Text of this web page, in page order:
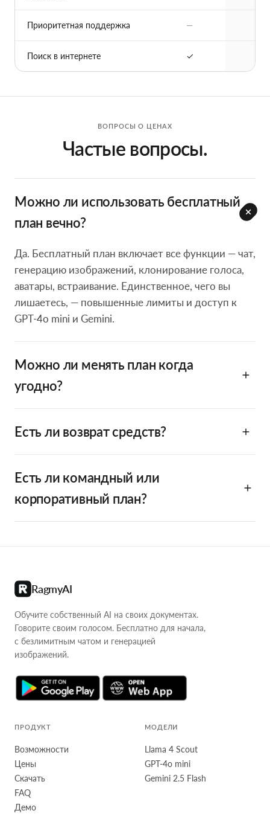
Приоритетная поддержка —
Поиск в интернете ✓
ВОПРОСЫ О ЦЕНАХ
Частые вопросы.
Можно ли использовать бесплатный
план вечно?
Да. Бесплатный план включает все функции — чат,
генерацию изображений, клонирование голоса,
аватары, встраивание. Единственное, чего вы
лишаетесь, — повышенные лимиты и доступ к
GPT-4o mini и Gemini.
Можно ли менять план когда
угодно?
Есть ли возврат средств?
Есть ли командный или
корпоративный план?
RagmyAI
Обучите собственный AI на своих документах.
Говорите своим голосом. Бесплатно для начала,
с безлимитным чатом и генерацией
изображений.
ПРОДУКТ
Возможности
Цены
Скачать
FAQ
Демо
МОДЕЛИ
Llama 4 Scout
GPT-4o mini
Gemini 2.5 Flash